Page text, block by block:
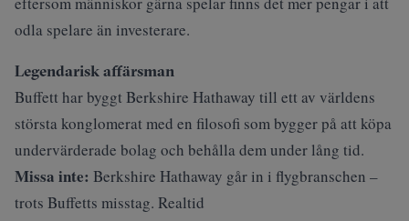
odla spelare än investerare.
Legendarisk affärsman
Buffett har byggt Berkshire Hathaway till ett av världens
största konglomerat med en filosofi som bygger på att köpa
undervärderade bolag och behålla dem under lång tid.
Missa inte: Berkshire Hathaway går in i flygbranschen –
trots Buffetts misstag. Realtid